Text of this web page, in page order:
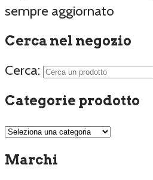
sempre aggiornato
Cerca nel negozio
Cerca:
Categorie prodotto
Marchi